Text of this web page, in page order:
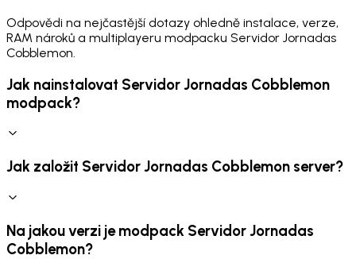
Odpovědi na nejčastější dotazy ohledně instalace, verze,
RAM nároků a multiplayeru modpacku Servidor Jornadas
Cobblemon.
Jak nainstalovat Servidor Jornadas Cobblemon
modpack?
Jak založit Servidor Jornadas Cobblemon server?
Na jakou verzi je modpack Servidor Jornadas
Cobblemon?